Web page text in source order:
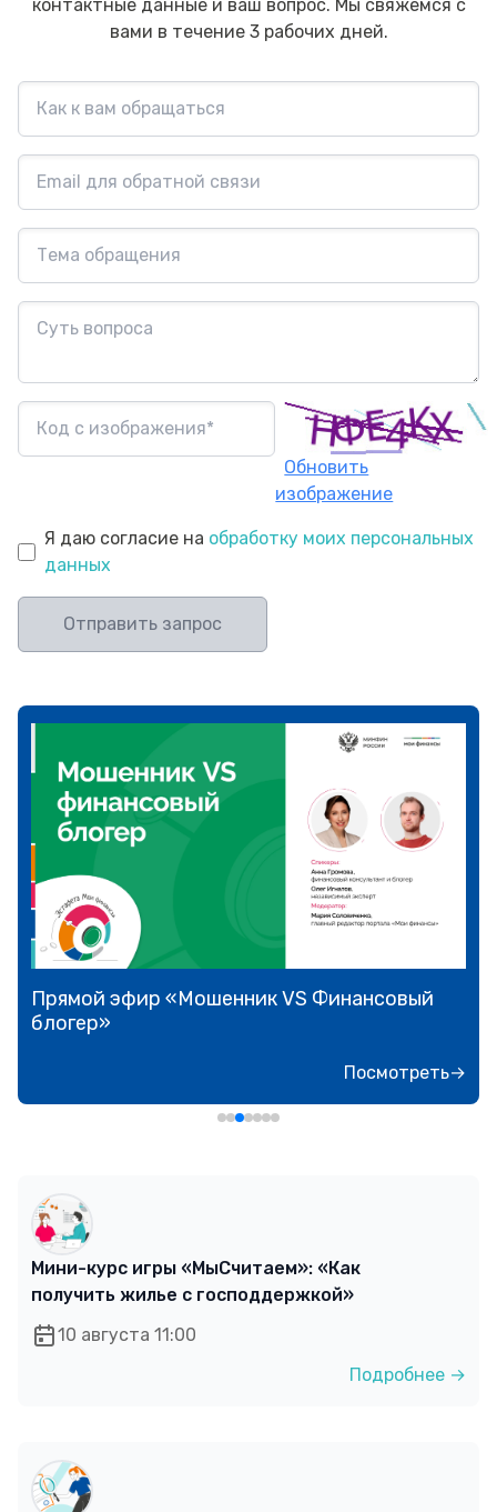
контактные данные и ваш вопрос. Мы свяжемся с
вами в течение 3 рабочих дней.
Обновить
изображение
Я даю согласие на обработку моих персональных
данных
Отправить запрос
Прямой эфир «Мошенник VS Финансовый
блогер»
Посмотреть→
Мини-курс игры «МыСчитаем»: «Как
получить жилье с господдержкой»
10 августа 11:00
Подробнее →